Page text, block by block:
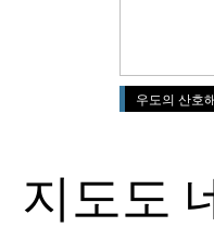
우도의 산호
지도도